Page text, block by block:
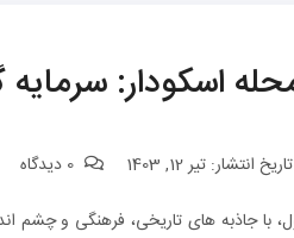
اسکودار: سرمایه
تاریخ انتشار: تیر 12, 1403
با جاذبه های تاریخی، فرهنگی و چشم